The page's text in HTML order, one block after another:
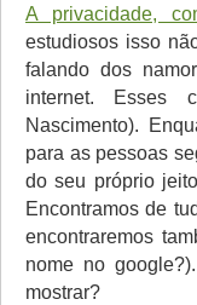
A privacidade,
estudiosos isso
falando dos
internet. Esses
Nascimento).
para as pessoas
do seu próprio
Encontramos de
encontraremos
nome no
mostrar?